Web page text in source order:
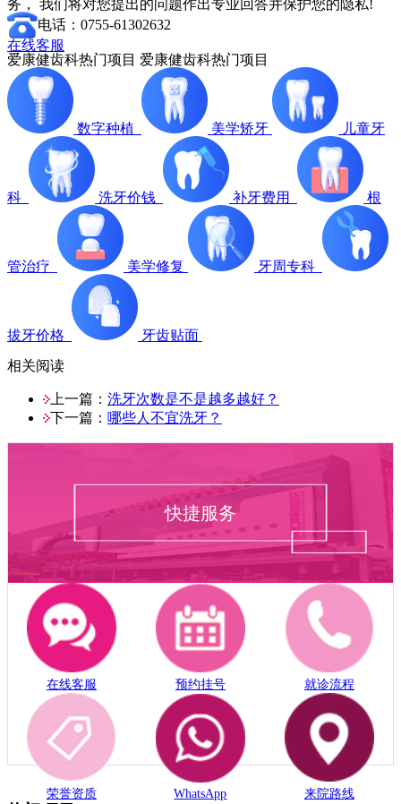
务， 我们将对您提出的问题作出专业回答并保护您的隐私!
电话：0755-61302632
在线客服
爱康健齿科热门项目 爱康健齿科热门项目
数字种植 美学矫牙 儿童牙
科 洗牙价钱 补牙费用 根
管治疗 美学修复 牙周专科
拔牙价格
牙齿贴面
相关阅读
上一篇： 洗牙次数是不是越多越好？
下一篇： 哪些人不宜洗牙？
快捷服务
在线客服 预约挂号 就诊流程
荣誉资质 WhatsApp 来院路线